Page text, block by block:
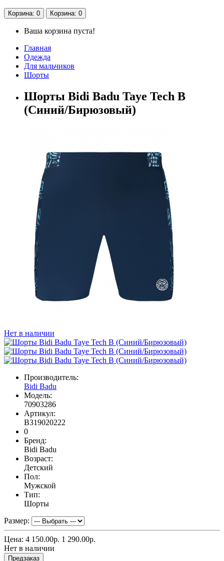
Корзина: 0 Корзина: 0
Ваша корзина пуста!
Главная
Одежда
Для мальчиков
Шорты
Шорты Bidi Badu Taye Tech B
(Синий/Бирюзовый)
Нет в наличии
Производитель:
Bidi Badu
Модель:
70903286
Артикул:
B319020222
0
Бренд:
Bidi Badu
Возраст:
Детский
Пол:
Мужской
Тип:
Шорты
Размер:
Цена: 4 150.00р. 1 290.00р.
Нет в наличии
Предзаказ